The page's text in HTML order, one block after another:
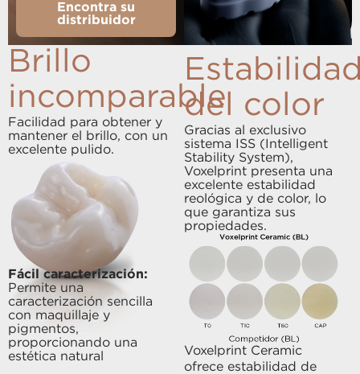
Encontra su
distribuidor
Brillo
incomparable
Facilidad para obtener y
mantener el brillo, con un
excelente pulido.
Fácil caracterización:
Permite una
caracterización sencilla
con maquillaje y
pigmentos,
proporcionando una
estética natural
del color
Gracias al exclusivo
sistema ISS (Intelligent
Stability System),
Voxelprint presenta una
excelente estabilidad
reológica y de color, lo
que garantiza sus
propiedades.
Voxelprint Ceramic
ofrece estabilidad de